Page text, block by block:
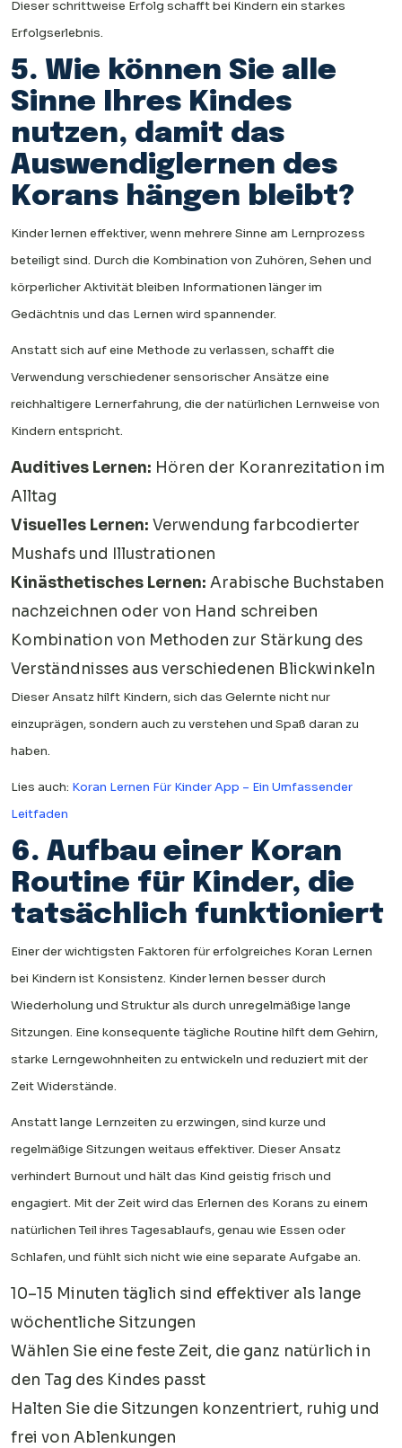
Dieser schrittweise Erfolg schafft bei Kindern ein starkes
Erfolgserlebnis.
5. Wie können Sie alle
Sinne Ihres Kindes
nutzen, damit das
Auswendiglernen des
Korans hängen bleibt?
Kinder lernen effektiver, wenn mehrere Sinne am Lernprozess
beteiligt sind. Durch die Kombination von Zuhören, Sehen und
körperlicher Aktivität bleiben Informationen länger im
Gedächtnis und das Lernen wird spannender.
Anstatt sich auf eine Methode zu verlassen, schafft die
Verwendung verschiedener sensorischer Ansätze eine
reichhaltigere Lernerfahrung, die der natürlichen Lernweise von
Kindern entspricht.
Auditives Lernen: Hören der Koranrezitation im
Alltag
Visuelles Lernen: Verwendung farbcodierter
Mushafs und Illustrationen
Kinästhetisches Lernen: Arabische Buchstaben
nachzeichnen oder von Hand schreiben
Kombination von Methoden zur Stärkung des
Verständnisses aus verschiedenen Blickwinkeln
Dieser Ansatz hilft Kindern, sich das Gelernte nicht nur
einzuprägen, sondern auch zu verstehen und Spaß daran zu
haben.
Lies auch: Koran Lernen Für Kinder App – Ein Umfassender
Leitfaden
6. Aufbau einer Koran
Routine für Kinder, die
tatsächlich funktioniert
Einer der wichtigsten Faktoren für erfolgreiches Koran Lernen
bei Kindern ist Konsistenz. Kinder lernen besser durch
Wiederholung und Struktur als durch unregelmäßige lange
Sitzungen. Eine konsequente tägliche Routine hilft dem Gehirn,
starke Lerngewohnheiten zu entwickeln und reduziert mit der
Zeit Widerstände.
Anstatt lange Lernzeiten zu erzwingen, sind kurze und
regelmäßige Sitzungen weitaus effektiver. Dieser Ansatz
verhindert Burnout und hält das Kind geistig frisch und
engagiert. Mit der Zeit wird das Erlernen des Korans zu einem
natürlichen Teil ihres Tagesablaufs, genau wie Essen oder
Schlafen, und fühlt sich nicht wie eine separate Aufgabe an.
10–15 Minuten täglich sind effektiver als lange
wöchentliche Sitzungen
Wählen Sie eine feste Zeit, die ganz natürlich in
den Tag des Kindes passt
Halten Sie die Sitzungen konzentriert, ruhig und
frei von Ablenkungen